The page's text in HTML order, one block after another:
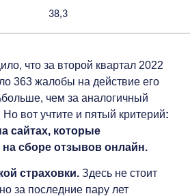
38,3
что за второй квартал 2022
363 жалобы на действие его
чем за аналогичный
вот учтите и пятый критерий:
сайтах, которые
сборе отзывов онлайн.
страховки. Здесь не стоит
за последние пару лет